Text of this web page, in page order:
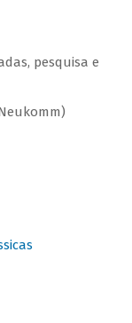
pesquisa e